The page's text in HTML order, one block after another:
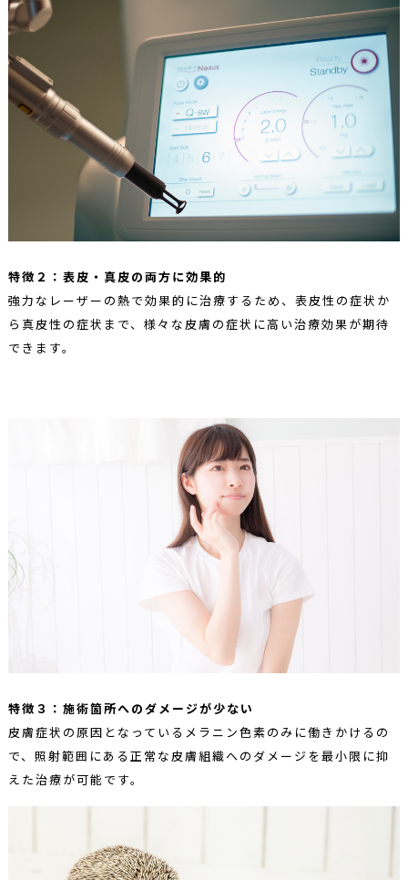
特徴２：表皮・真皮の両方に効果的
強力なレーザーの熱で効果的に治療するため、表皮性の症状か
ら真皮性の症状まで、様々な皮膚の症状に高い治療効果が期待
できます。
特徴３：施術箇所へのダメージが少ない
皮膚症状の原因となっているメラニン色素のみに働きかけるの
で、照射範囲にある正常な皮膚組織へのダメージを最小限に抑
えた治療が可能です。